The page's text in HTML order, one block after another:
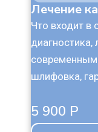
Лечение
Что входит в
диагностика,
шлифовка,
5 900 Р